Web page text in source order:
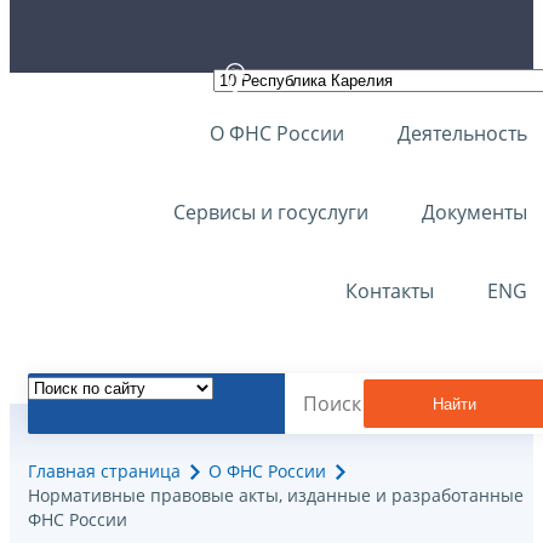
О ФНС России Деятельность
Сервисы и госуслуги Документы
Контакты ENG
Найти
Главная страница
О ФНС России
Нормативные правовые акты, изданные и разработанные
ФНС России